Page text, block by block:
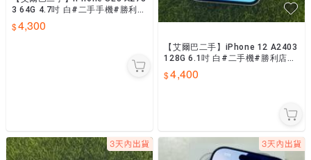
3 64G 4.7吋 白#二手手機#勝利店
HNXKY
4,300
【艾爾巴二手】iPhone 12 A2403
128G 6.1吋 白#二手機#勝利店N0
F0Y
4,400